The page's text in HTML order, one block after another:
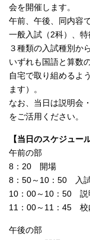
会を開催します。
午前、午後、同内容
一般入試（2科）、
３種類の入試種別か
いずれも国語と算数
自宅で取り組めるよ
ます）。
なお、当日は説明会
をご活用ください。
【当日のスケジュール
午前の部
8：20 開場
8：50～10：50 入
10：00～10：50 説
11：00～11：45 校
午後の部